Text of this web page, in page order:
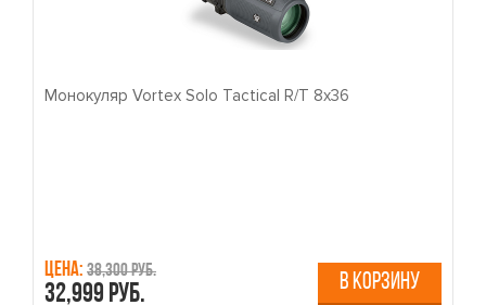
Монокуляр Vortex Solo Tactical R/T 8x36
Цена: 38,300 руб.
32,999 руб. В КОРЗИНУ